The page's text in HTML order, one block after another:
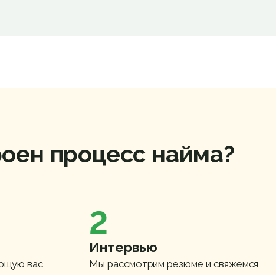
процесс найма?
вас
2
Интервью
Мы рассмотрим резюме и свяжемся